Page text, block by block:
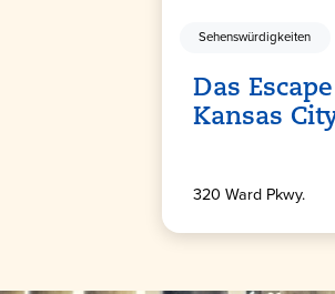
Sehenswürdigkeiten
Das
Kansas
320 Ward Pkwy.